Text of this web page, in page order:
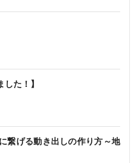
した！】
繋げる動き出しの作り方～地